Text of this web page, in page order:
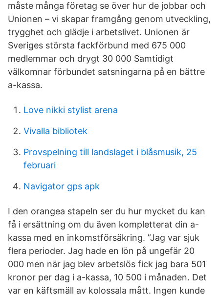
måste många företag se över hur de jobbar och
Unionen – vi skapar framgång genom utveckling,
trygghet och glädje i arbetslivet​. Unionen är
Sveriges största fackförbund med 675 000
medlemmar och drygt 30 000 Samtidigt
välkomnar förbundet satsningarna på en bättre
a-kassa.
Love nikki stylist arena
Vivalla bibliotek
Provspelning till landslaget i blåsmusik, 25
februari
Navigator gps apk
I den orangea stapeln ser du hur mycket du kan
få i ersättning om du även kompletterat din a-
kassa med en inkomstförsäkring. ”Jag var sjuk
flera perioder. Jag hade en lön på ungefär 20
000 men när jag blev arbetslös fick jag bara 501
kronor per dag i a-kassa, 10 500 i månaden. Det
var en käftsmäll av kolossala mått. Ingen kunde